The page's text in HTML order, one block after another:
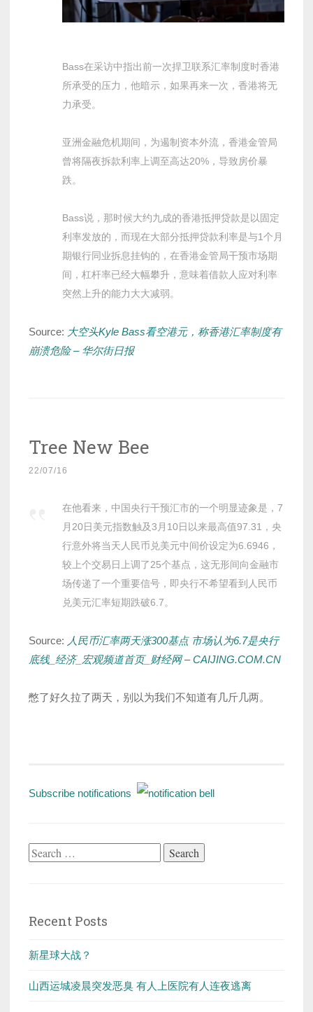
Bass在采访中指出前一次捍卫联系汇率制度时香港
所承受的压力，他暗示，如果再来一次，香港将无
力承受。
亚洲金融危机期间，为遏制资本外流，香港金管局
曾将隔夜拆款利率上调至高达20%，导致房价暴
跌。
Bass说，那时候大约九成的香港抵押贷款是以固定
利率发放的，而现在大部分抵押贷款利率是与1个月
期银行同业拆息挂钩的，在香港金管局干预市场期
间，杠杆率已经大幅攀升，意味着借款人应对利率
突然上升的能力大大减弱。
Source: 大空头Kyle Bass看空港元，称香港汇率制度有
崩溃危险 – 华尔街日报
Tree New Bee
22/07/16
在他看来，中国央行干预汇市的一个明显迹象是，7
月20日美元指数触及3月10日以来最高值97.31，央
行意外将当天人民币兑美元中间价设定为6.6946，
较上个交易日上调了25个基点，这无形间向金融市
场传递了一个重要信号，即央行不希望看到人民币
兑美元汇率短期跌破6.7。
Source: 人民币汇率两天涨300基点 市场认为6.7是央行
底线_经济_宏观频道首页_财经网 – CAIJING.COM.CN
憋了好久拉了两天，别以为我们不知道有几斤几两。
Subscribe notifications
Search
Recent Posts
新星球大战？
山西运城凌晨突发恶臭 有人上医院有人连夜逃离